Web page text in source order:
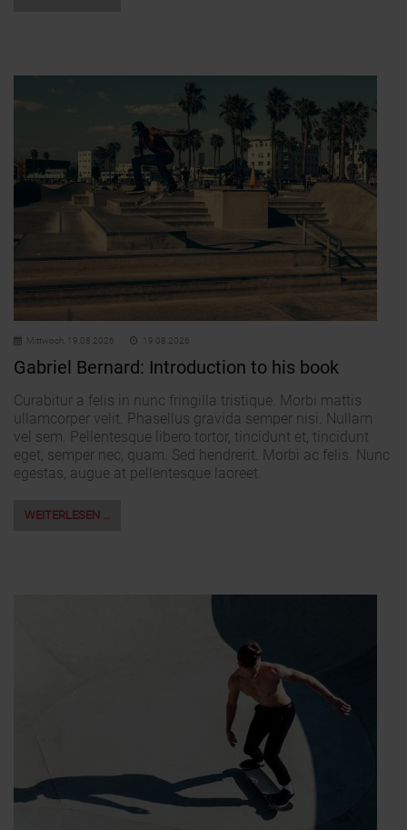
Mittwoch, 19.08.2026 19.08.2026
Gabriel Bernard: Introduction to his book
Curabitur a felis in nunc fringilla tristique. Morbi mattis
ullamcorper velit. Phasellus gravida semper nisi. Nullam
vel sem. Pellentesque libero tortor, tincidunt et, tincidunt
eget, semper nec, quam. Sed hendrerit. Morbi ac felis. Nunc
egestas, augue at pellentesque laoreet.
WEITERLESEN …